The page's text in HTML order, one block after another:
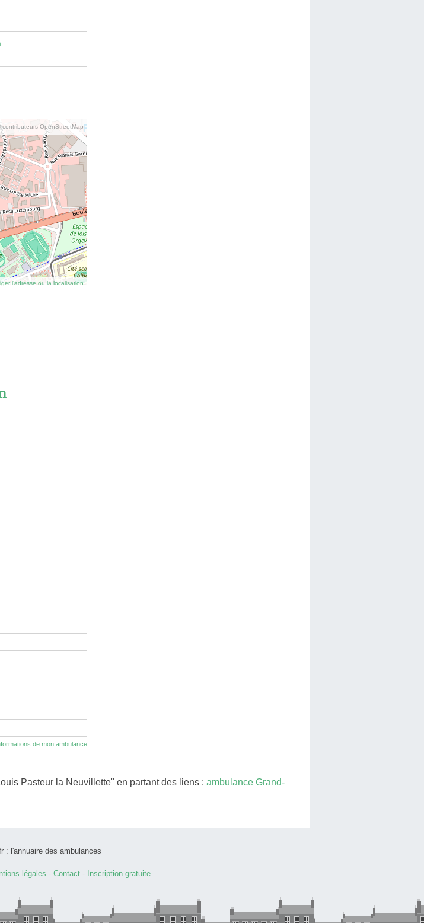
contributeurs OpenStreetMap
l’adresse ou la localisation
de mon ambulance
Pasteur la Neuvillette" en partant des liens : ambulance Grand-
: l'annuaire des ambulances
légales - Contact - Inscription gratuite